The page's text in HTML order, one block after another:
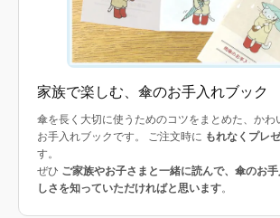
家族で楽しむ、傘のお手入れブック
傘を長く大切に使うためのコツをまとめた、かわ
お手入れブックです。 ご注文時に もれなくプレ
す。
ぜひ ご家族やお子さまと一緒に読んで、傘のお
しさを知っていただければと思います。